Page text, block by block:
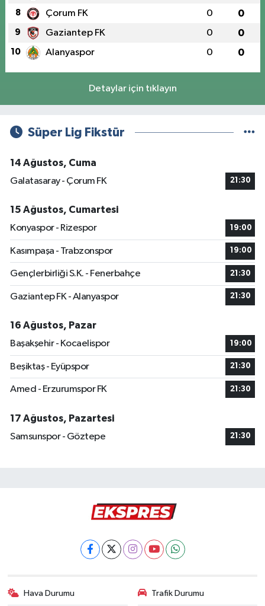
8 Çorum FK 0 0
9 Gaziantep FK 0 0
10 Alanyaspor 0 0
Detaylar için tıklayın
Süper Lig Fikstür
14 Ağustos, Cuma
Galatasaray - Çorum FK
21:30
15 Ağustos, Cumartesi
Konyaspor - Rizespor
19:00
Kasımpaşa - Trabzonspor 19:00
Gençlerbirliği S.K. - Fenerbahçe 21:30
Gaziantep FK - Alanyaspor 21:30
16 Ağustos, Pazar
Başakşehir - Kocaelispor
19:00
Beşiktaş - Eyüpspor 21:30
Amed - Erzurumspor FK 21:30
17 Ağustos, Pazartesi
Samsunspor - Göztepe
21:30
Hava Durumu Trafik Durumu